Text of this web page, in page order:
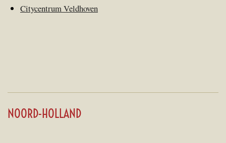
Citycentrum Veldhoven
NOORD-HOLLAND